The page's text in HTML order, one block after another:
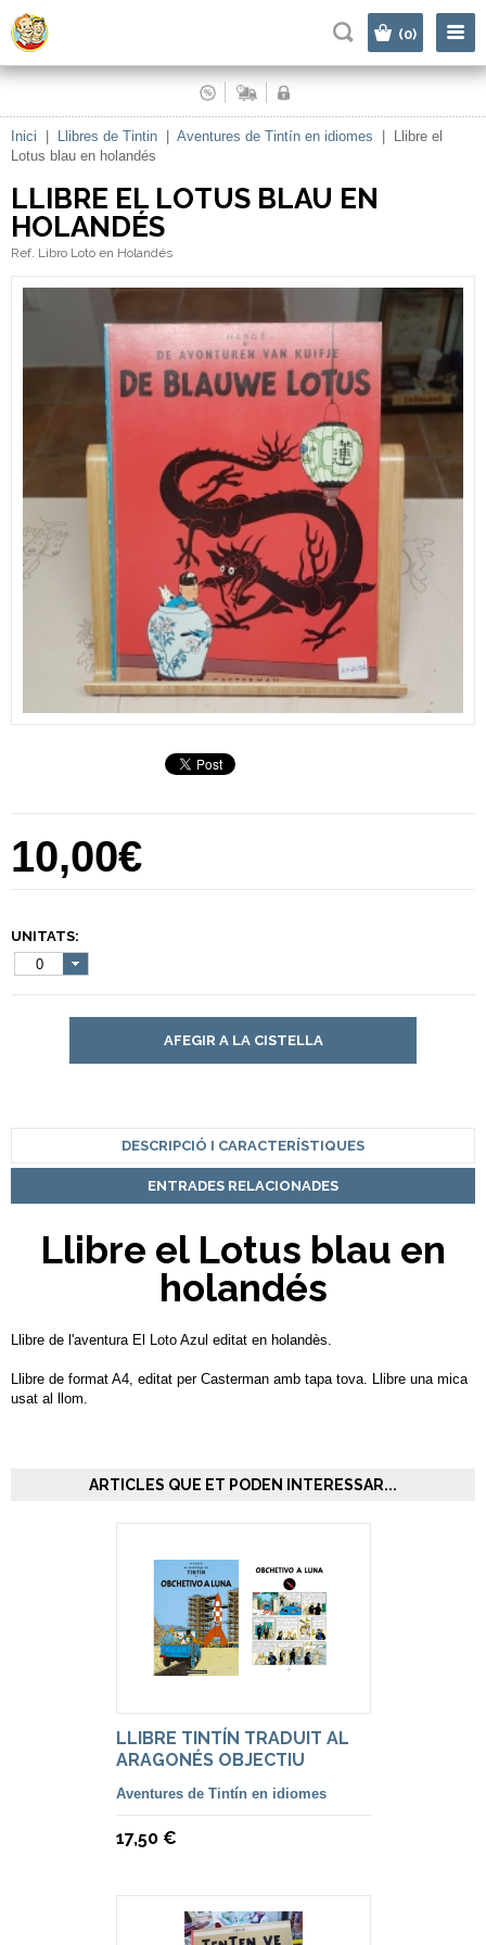
(0)
Inici Llibres de Tintin Aventures de Tintín en idiomes
Llibre el
Lotus blau en holandés
LLIBRE EL LOTUS BLAU EN
HOLANDÉS
Ref. Libro Loto en Holandés
10,00€
UNITATS:
0
AFEGIR A LA CISTELLA
DESCRIPCIÓ I CARACTERÍSTIQUES
ENTRADES RELACIONADES
Llibre el Lotus blau en
holandés
Llibre de l'aventura El Loto Azul editat en holandès.
Llibre de format A4, editat per Casterman amb tapa tova. Llibre una mica
usat al llom.
ARTICLES QUE ET PODEN INTERESSAR...
LLIBRE TINTÍN TRADUIT AL
ARAGONÉS OBJECTIU
Aventures de Tintín en idiomes
17,50 €